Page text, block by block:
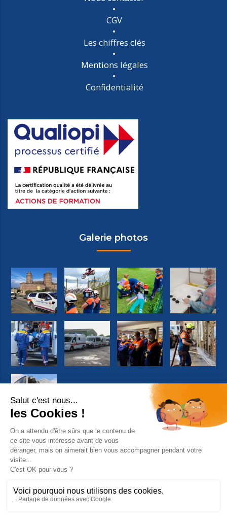
CGV
Les chiffres clés
Mentions légales
Confidentialité
Galerie photos
Suivez-nous sur Facebook